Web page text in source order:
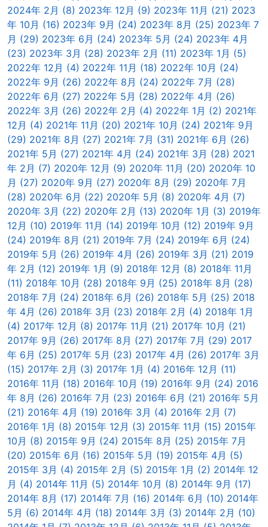
2024年 2月 (8) 2023年 12月 (9) 2023年 11月 (21) 2023
年 10月 (16) 2023年 9月 (24) 2023年 8月 (25) 2023年 7
月 (29) 2023年 6月 (24) 2023年 5月 (24) 2023年 4月
(23) 2023年 3月 (28) 2023年 2月 (11) 2023年 1月 (5)
2022年 12月 (4) 2022年 11月 (18) 2022年 10月 (24)
2022年 9月 (26) 2022年 8月 (24) 2022年 7月 (28)
2022年 6月 (27) 2022年 5月 (28) 2022年 4月 (26)
2022年 3月 (26) 2022年 2月 (4) 2022年 1月 (2) 2021年
12月 (4) 2021年 11月 (20) 2021年 10月 (24) 2021年 9月
(29) 2021年 8月 (27) 2021年 7月 (31) 2021年 6月 (26)
2021年 5月 (27) 2021年 4月 (24) 2021年 3月 (28) 2021
年 2月 (7) 2020年 12月 (9) 2020年 11月 (20) 2020年 10
月 (27) 2020年 9月 (27) 2020年 8月 (29) 2020年 7月
(28) 2020年 6月 (22) 2020年 5月 (8) 2020年 4月 (7)
2020年 3月 (22) 2020年 2月 (13) 2020年 1月 (3) 2019年
12月 (10) 2019年 11月 (14) 2019年 10月 (12) 2019年 9月
(24) 2019年 8月 (21) 2019年 7月 (24) 2019年 6月 (24)
2019年 5月 (26) 2019年 4月 (26) 2019年 3月 (21) 2019
年 2月 (12) 2019年 1月 (9) 2018年 12月 (8) 2018年 11月
(11) 2018年 10月 (28) 2018年 9月 (25) 2018年 8月 (28)
2018年 7月 (24) 2018年 6月 (26) 2018年 5月 (25) 2018
年 4月 (26) 2018年 3月 (23) 2018年 2月 (4) 2018年 1月
(4) 2017年 12月 (8) 2017年 11月 (21) 2017年 10月 (21)
2017年 9月 (26) 2017年 8月 (27) 2017年 7月 (29) 2017
年 6月 (25) 2017年 5月 (23) 2017年 4月 (26) 2017年 3月
(15) 2017年 2月 (3) 2017年 1月 (4) 2016年 12月 (11)
2016年 11月 (18) 2016年 10月 (19) 2016年 9月 (24) 2016
年 8月 (26) 2016年 7月 (23) 2016年 6月 (21) 2016年 5月
(21) 2016年 4月 (19) 2016年 3月 (4) 2016年 2月 (7)
2016年 1月 (8) 2015年 12月 (3) 2015年 11月 (15) 2015年
10月 (8) 2015年 9月 (24) 2015年 8月 (25) 2015年 7月
(20) 2015年 6月 (16) 2015年 5月 (19) 2015年 4月 (5)
2015年 3月 (4) 2015年 2月 (5) 2015年 1月 (2) 2014年 12
月 (4) 2014年 11月 (5) 2014年 10月 (8) 2014年 9月 (17)
2014年 8月 (17) 2014年 7月 (16) 2014年 6月 (10) 2014年
5月 (6) 2014年 4月 (18) 2014年 3月 (3) 2014年 2月 (10)